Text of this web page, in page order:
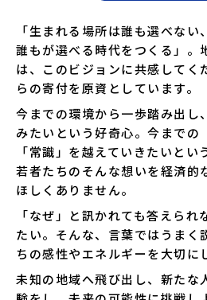
「生まれる場所は誰も選べな
誰もが選べる時代をつくる」。
は、このビジョンに共感してく
らの寄付を原資としています。
今までの環境から一歩踏み出し
みたいという好奇心。今までの
「常識」を越えていきたいとい
若者たちのそんな想いを経済的
ほしくありません。
「なぜ」と訊かれても答えら
たい。そんな、言葉ではうまく
ちの感性やエネルギーを大切に
未知の地域へ飛び出し、新たな